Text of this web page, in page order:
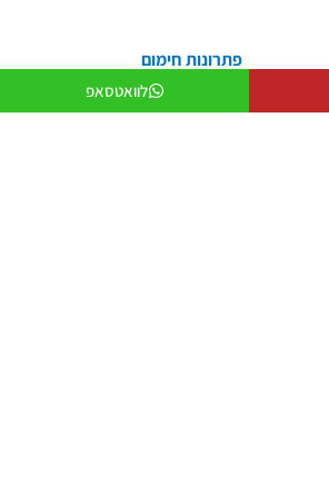
פתרונות חימום
פתרונות חימוםלוואטסאפ